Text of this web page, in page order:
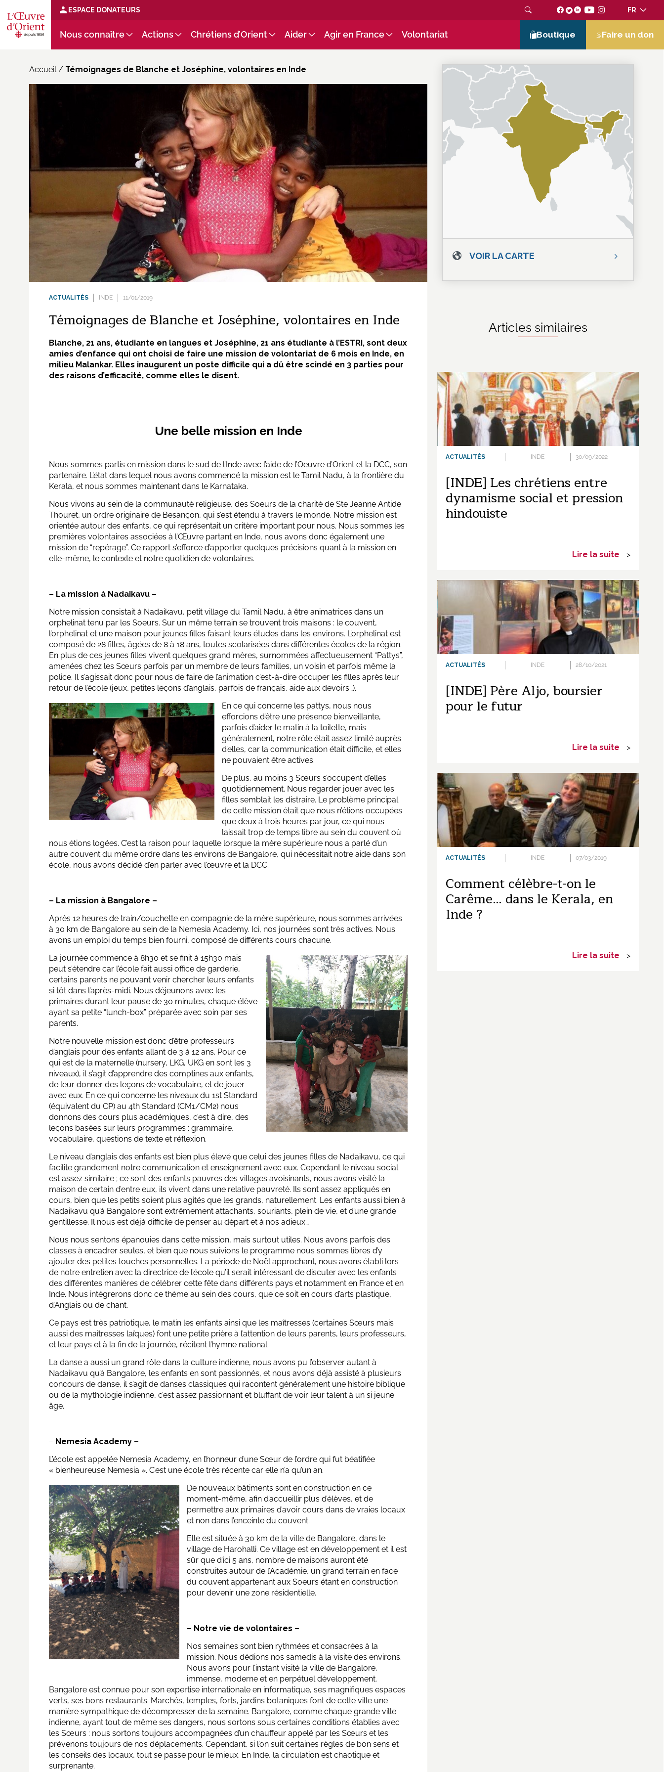
ESPACE DONATEURS FR
Nous connaître Actions Chrétiens d’Orient Aider Agir en France Volontariat Boutique Faire un don
Accueil/ Témoignages de Blanche et Joséphine, volontaires en Inde
ACTUALITÉS INDE 11/01/2019
Témoignages de Blanche et Joséphine, volontaires en Inde
Blanche, 21 ans, étudiante en langues et Joséphine, 21 ans étudiante à l’ESTRI, sont deux
amies d’enfance qui ont choisi de faire une mission de volontariat de 6 mois en Inde, en
milieu Malankar. Elles inaugurent un poste difficile qui a dû être scindé en 3 parties pour
des raisons d’efficacité, comme elles le disent.
Une belle mission en Inde
Nous sommes partis en mission dans le sud de l’Inde avec l’aide de l’Oeuvre d’Orient et la DCC, son
partenaire. L’état dans lequel nous avons commencé la mission est le Tamil Nadu, à la frontière du
Kerala, et nous sommes maintenant dans le Karnataka.
Nous vivons au sein de la communauté religieuse, des Soeurs de la charité de Ste Jeanne Antide
Thouret, un ordre originaire de Besançon, qui s’est étendu à travers le monde. Notre mission est
orientée autour des enfants, ce qui représentait un critère important pour nous. Nous sommes les
premières volontaires associées à l’Œuvre partant en Inde, nous avons donc également une
mission de “repérage”. Ce rapport s’efforce d’apporter quelques précisions quant à la mission en
elle-même, le contexte et notre quotidien de volontaires.
– La mission à Nadaikavu –
Notre mission consistait à Nadaikavu, petit village du Tamil Nadu, à être animatrices dans un
orphelinat tenu par les Soeurs. Sur un même terrain se trouvent trois maisons : le couvent,
l’orphelinat et une maison pour jeunes filles faisant leurs études dans les environs. L’orphelinat est
composé de 28 filles, âgées de 8 à 18 ans, toutes scolarisées dans différentes écoles de la région.
En plus de ces jeunes filles vivent quelques grand mères, surnommées affectueusement “Pattys”,
amenées chez les Sœurs parfois par un membre de leurs familles, un voisin et parfois même la
police. Il s’agissait donc pour nous de faire de l’animation c’est-à-dire occuper les filles après leur
retour de l’école (jeux, petites leçons d’anglais, parfois de français, aide aux devoirs…).
En ce qui concerne les pattys, nous nous
efforcions d’être une présence bienveillante,
parfois d’aider le matin à la toilette, mais
généralement, notre rôle était assez limité auprès
d’elles, car la communication était difficile, et elles
ne pouvaient être actives.
De plus, au moins 3 Sœurs s’occupent d’elles
quotidiennement. Nous regarder jouer avec les
filles semblait les distraire. Le problème principal
de cette mission était que nous n’étions occupées
que deux à trois heures par jour, ce qui nous
laissait trop de temps libre au sein du couvent où
nous étions logées. C’est la raison pour laquelle lorsque la mère supérieure nous a parlé d’un
autre couvent du même ordre dans les environs de Bangalore, qui nécessitait notre aide dans son
école, nous avons décidé d’en parler avec l’œuvre et la DCC.
– La mission à Bangalore –
Après 12 heures de train/couchette en compagnie de la mère supérieure, nous sommes arrivées
à 30 km de Bangalore au sein de la Nemesia Academy. Ici, nos journées sont très actives. Nous
avons un emploi du temps bien fourni, composé de différents cours chacune.
La journée commence à 8h30 et se finit à 15h30 mais
peut s’étendre car l’école fait aussi office de garderie,
certains parents ne pouvant venir chercher leurs enfants
si tôt dans l’après-midi. Nous déjeunons avec les
primaires durant leur pause de 30 minutes, chaque élève
ayant sa petite “lunch-box” préparée avec soin par ses
parents.
Notre nouvelle mission est donc d’être professeurs
d’anglais pour des enfants allant de 3 à 12 ans. Pour ce
qui est de la maternelle (nursery, LKG, UKG en sont les 3
niveaux), il s’agit d’apprendre des comptines aux enfants,
de leur donner des leçons de vocabulaire, et de jouer
avec eux. En ce qui concerne les niveaux du 1st Standard
(équivalent du CP) au 4th Standard (CM1/CM2) nous
donnons des cours plus académiques, c’est à dire, des
leçons basées sur leurs programmes : grammaire,
vocabulaire, questions de texte et réflexion.
Le niveau d’anglais des enfants est bien plus élevé que celui des jeunes filles de Nadaikavu, ce qui
facilite grandement notre communication et enseignement avec eux. Cependant le niveau social
est assez similaire ; ce sont des enfants pauvres des villages avoisinants, nous avons visité la
maison de certain d’entre eux, ils vivent dans une relative pauvreté. Ils sont assez appliqués en
cours, bien que les petits soient plus agités que les grands, naturellement. Les enfants aussi bien à
Nadaikavu qu’à Bangalore sont extrêmement attachants, souriants, plein de vie, et d’une grande
gentillesse. Il nous est déjà difficile de penser au départ et à nos adieux…
Nous nous sentons épanouies dans cette mission, mais surtout utiles. Nous avons parfois des
classes à encadrer seules, et bien que nous suivions le programme nous sommes libres d’y
ajouter des petites touches personnelles. La période de Noël approchant, nous avons établi lors
de notre entretien avec la directrice de l’école qu’il serait intéressant de discuter avec les enfants
des différentes manières de célébrer cette fête dans différents pays et notamment en France et en
Inde. Nous intégrerons donc ce thème au sein des cours, que ce soit en cours d’arts plastique,
d’Anglais ou de chant.
Ce pays est très patriotique, le matin les enfants ainsi que les maîtresses (certaines Sœurs mais
aussi des maîtresses laïques) font une petite prière à l’attention de leurs parents, leurs professeurs,
et leur pays et à la fin de la journée, récitent l’hymne national.
La danse a aussi un grand rôle dans la culture indienne, nous avons pu l’observer autant à
Nadaikavu qu’à Bangalore, les enfants en sont passionnés, et nous avons déjà assisté à plusieurs
concours de danse, il s’agit de danses classiques qui racontent généralement une histoire biblique
ou de la mythologie indienne, c’est assez passionnant et bluffant de voir leur talent à un si jeune
âge.
– Nemesia Academy –
L’école est appelée Nemesia Academy, en l’honneur d’une Sœur de l’ordre qui fut béatifiée
« bienheureuse Nemesia ». C’est une école très récente car elle n’a qu’un an.
De nouveaux bâtiments sont en construction en ce
moment-même, afin d’accueillir plus d’élèves, et de
permettre aux primaires d’avoir cours dans de vraies locaux
et non dans l’enceinte du couvent.
Elle est située à 30 km de la ville de Bangalore, dans le
village de Harohalli. Ce village est en développement et il est
sûr que d’ici 5 ans, nombre de maisons auront été
construites autour de l’Académie, un grand terrain en face
du couvent appartenant aux Soeurs étant en construction
pour devenir une zone résidentielle.
– Notre vie de volontaires –
Nos semaines sont bien rythmées et consacrées à la
mission. Nous dédions nos samedis à la visite des environs.
Nous avons pour l’instant visité la ville de Bangalore,
immense, moderne et en perpétuel développement.
Bangalore est connue pour son expertise internationale en informatique, ses magnifiques espaces
verts, ses bons restaurants. Marchés, temples, forts, jardins botaniques font de cette ville une
manière sympathique de décompresser de la semaine. Bangalore, comme chaque grande ville
indienne, ayant tout de même ses dangers, nous sortons sous certaines conditions établies avec
les Sœurs : nous sortons toujours accompagnées d’un chauffeur appelé par les Sœurs et les
prévenons toujours de nos déplacements. Cependant, si l’on suit certaines règles de bon sens et
les conseils des locaux, tout se passe pour le mieux. En Inde, la circulation est chaotique et
surprenante.
VOIR LA CARTE
Articles similaires
ACTUALITÉS INDE 30/09/2022
[INDE] Les chrétiens entre
dynamisme social et pression
hindouiste
Lire la suite >
ACTUALITÉS INDE 28/10/2021
[INDE] Père Aljo, boursier
pour le futur
Lire la suite >
ACTUALITÉS INDE 07/03/2019
Comment célèbre-t-on le
Carême… dans le Kerala, en
Inde ?
Lire la suite >